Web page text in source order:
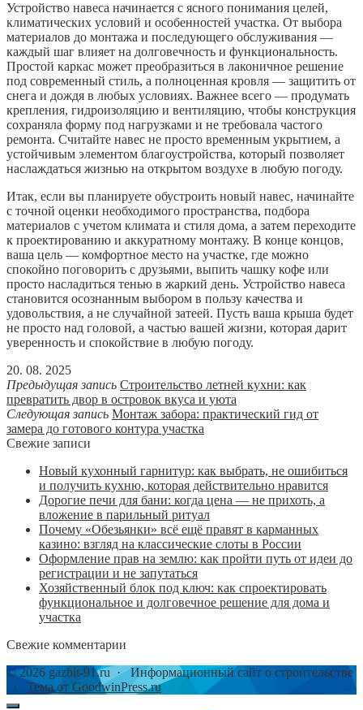
Устройство навеса начинается с ясного понимания целей,
климатических условий и особенностей участка. От выбора
материалов до монтажа и последующего обслуживания —
каждый шаг влияет на долговечность и функциональность.
Простой каркас может преобразиться в лаконичное решение
под современный стиль, а полноценная кровля — защитить от
снега и дождя в любых условиях. Важнее всего — продумать
крепления, гидроизоляцию и вентиляцию, чтобы конструкция
сохраняла форму под нагрузками и не требовала частого
ремонта. Считайте навес не просто временным укрытием, а
устойчивым элементом благоустройства, который позволяет
наслаждаться жизнью на открытом воздухе в любую погоду.
Итак, если вы планируете обустроить новый навес, начинайте
с точной оценки необходимого пространства, подбора
материалов с учетом климата и стиля дома, а затем переходите
к проектированию и аккуратному монтажу. В конце концов,
ваша цель — комфортное место на участке, где можно
спокойно поговорить с друзьями, выпить чашку кофе или
просто насладиться тенью в жаркий день. Устройство навеса
становится осознанным выбором в пользу качества и
удовольствия, а не случайной затеей. Пусть ваша крыша будет
не просто над головой, а частью вашей жизни, которая дарит
уверенность и спокойствие в любую погоду.
20. 08. 2025
Предыдущая запись Строительство летней кухни: как
превратить двор в островок вкуса и уюта
Следующая запись Монтаж забора: практический гид от
замера до готового контура участка
Свежие записи
Новый кухонный гарнитур: как выбрать, не ошибиться
и получить кухню, которая действительно нравится
Дорогие печи для бани: когда цена — не прихоть, а
вложение в парильный ритуал
Почему «Обезьянки» всё ещё правят в карманных
казино: взгляд на классические слоты в России
Оформление прав на землю: как пройти путь от идеи до
регистрации и не запутаться
Хозяйственный блок под ключ: как спроектировать
функциональное и долговечное решение для дома и
участка
Свежие комментарии
©2026 gazbit-91.ru ·Информационный сайт о строительстве
· Тема от GoodwinPress.ru